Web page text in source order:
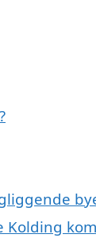
Kolding